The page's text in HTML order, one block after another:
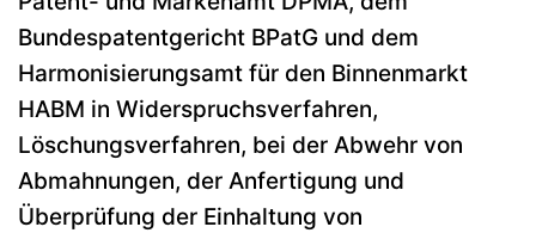
Bundespatentgericht BPatG und dem
Harmonisierungsamt für den Binnenmarkt
HABM in Widerspruchsverfahren,
Löschungsverfahren, bei der Abwehr von
Abmahnungen, der Anfertigung und
Überprüfung der Einhaltung von